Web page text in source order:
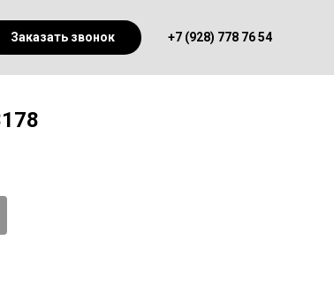
Заказать звонок +7 (928) 778 76 54